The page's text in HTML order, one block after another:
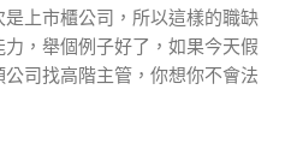
上市櫃公司，所以這樣的職缺
，舉個例子好了，如果今天假
司找高階主管，你想你不會法